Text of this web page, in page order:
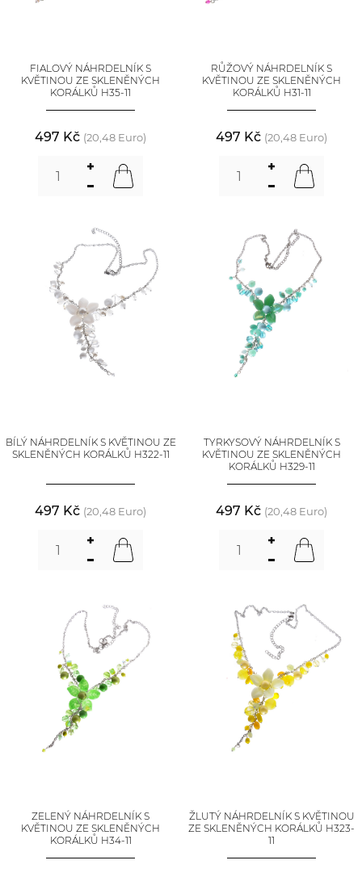
FIALOVÝ NÁHRDELNÍK S
KVĚTINOU ZE SKLENĚNÝCH
KORÁLKŮ H35-11
497 Kč (20,48 Euro)
RŮŽOVÝ NÁHRDELNÍK S
KVĚTINOU ZE SKLENĚNÝCH
KORÁLKŮ H31-11
497 Kč (20,48 Euro)
BÍLÝ NÁHRDELNÍK S KVĚTINOU ZE
SKLENĚNÝCH KORÁLKŮ H322-11
497 Kč (20,48 Euro)
TYRKYSOVÝ NÁHRDELNÍK S
KVĚTINOU ZE SKLENĚNÝCH
KORÁLKŮ H329-11
497 Kč (20,48 Euro)
ZELENÝ NÁHRDELNÍK S
KVĚTINOU ZE SKLENĚNÝCH
KORÁLKŮ H34-11
ŽLUTÝ NÁHRDELNÍK S KVĚTINOU
ZE SKLENĚNÝCH KORÁLKŮ H323-
11